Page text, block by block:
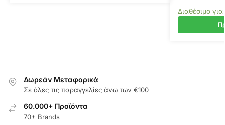
Διαθέσιμο
Δωρεάν Μεταφορικά
Σε όλες τις παραγγελίες άνω των €100
60.000+ Προϊόντα
70+ Brands